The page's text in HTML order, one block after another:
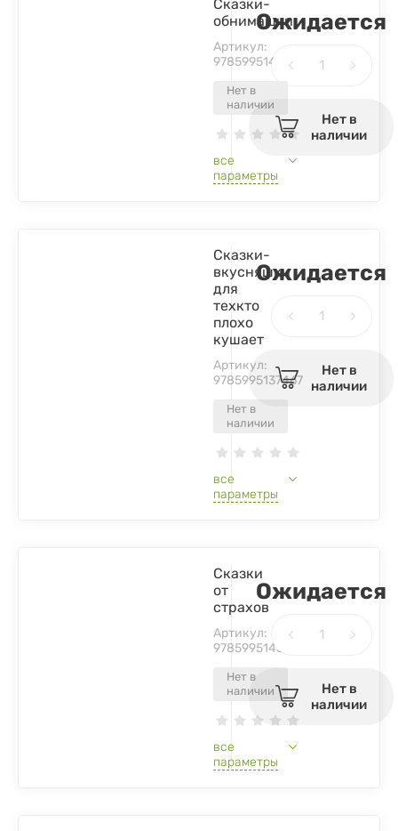
Нет в
наличии
Сказки-
обнимашки
Артикул:
9785995141037
все
параметры
Ожидается
Нет в
наличии
Нет в
наличии
Сказки-
вкусняшки
для
техкто
плохо
кушает
Артикул:
9785995137467
все
параметры
Ожидается
Нет в
наличии
Нет в
наличии
Сказки
от
страхов
Артикул:
9785995143901
все
параметры
Ожидается
Нет в
наличии